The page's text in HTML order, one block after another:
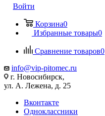
Войти
Корзина0
Избранные товары0
Сравнение товаров0
info@vip-pitomec.ru
г. Новосибирск,
ул. А. Лежена, д. 25
Вконтакте
Одноклассники